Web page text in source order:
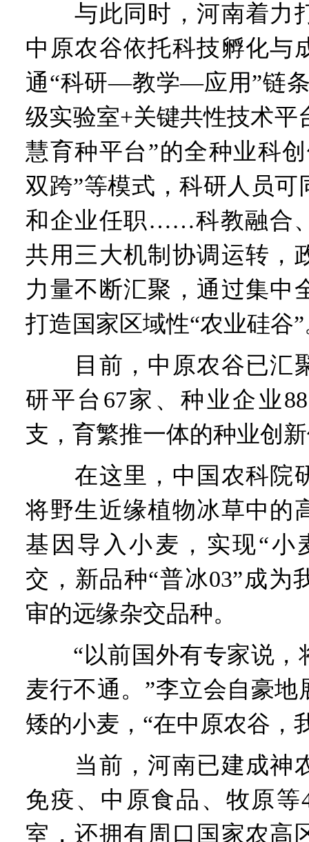
与此同时，河南着力
中原农谷依托科技孵化与
通“科研—教学—应用”链
级实验室+关键共性技术平
慧育种平台”的全种业科
双跨”等模式，科研人员可
和企业任职……科教融合
共用三大机制协调运转，
力量不断汇聚，通过集中
打造国家区域性“农业硅谷
目前，中原农谷已汇
研平台67家、种业企业
支，育繁推一体的种业创
在这里，中国农科院
将野生近缘植物冰草中的
基因导入小麦，实现“
交，新品种“普冰03”成为
审的远缘杂交品种。
“以前国外有专家说，
麦行不通。”李立会自豪地
矮的小麦，“在中原农谷，
当前，河南已建成神
免疫、中原食品、牧原
室，还拥有周口国家农高